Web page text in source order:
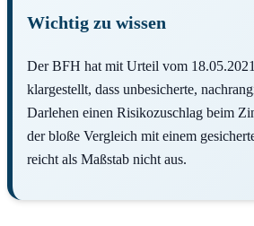
Wichtig zu wissen
Der BFH hat mit Urteil vom
klargestellt, dass unbesicherte,
Darlehen einen Risikozuschlag beim
der bloße Vergleich mit einem
reicht als Maßstab nicht aus.